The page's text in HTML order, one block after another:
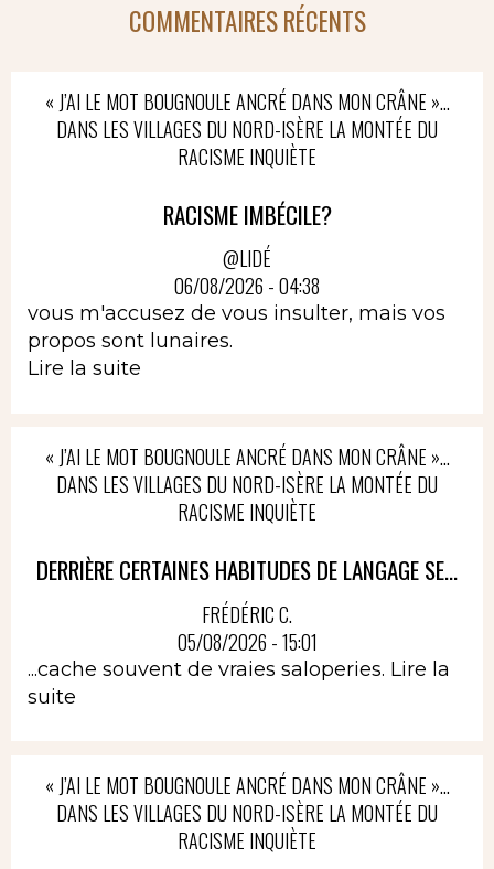
COMMENTAIRES RÉCENTS
« J’AI LE MOT BOUGNOULE ANCRÉ DANS MON CRÂNE »…
DANS LES VILLAGES DU NORD-ISÈRE LA MONTÉE DU
RACISME INQUIÈTE
RACISME IMBÉCILE?
@LIDÉ
06/08/2026 - 04:38
vous m'accusez de vous insulter, mais vos
propos sont lunaires.
Lire la suite
« J’AI LE MOT BOUGNOULE ANCRÉ DANS MON CRÂNE »…
DANS LES VILLAGES DU NORD-ISÈRE LA MONTÉE DU
RACISME INQUIÈTE
DERRIÈRE CERTAINES HABITUDES DE LANGAGE SE...
FRÉDÉRIC C.
05/08/2026 - 15:01
...cache souvent de vraies saloperies. Lire la
suite
« J’AI LE MOT BOUGNOULE ANCRÉ DANS MON CRÂNE »…
DANS LES VILLAGES DU NORD-ISÈRE LA MONTÉE DU
RACISME INQUIÈTE